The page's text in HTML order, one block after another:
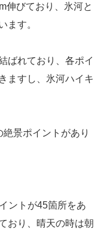
伸びており、氷河と
ます。
ばれており、各ポイ
ますし、氷河ハイキ
景ポイントがあり
ントが45箇所をあ
おり、晴天の時は朝